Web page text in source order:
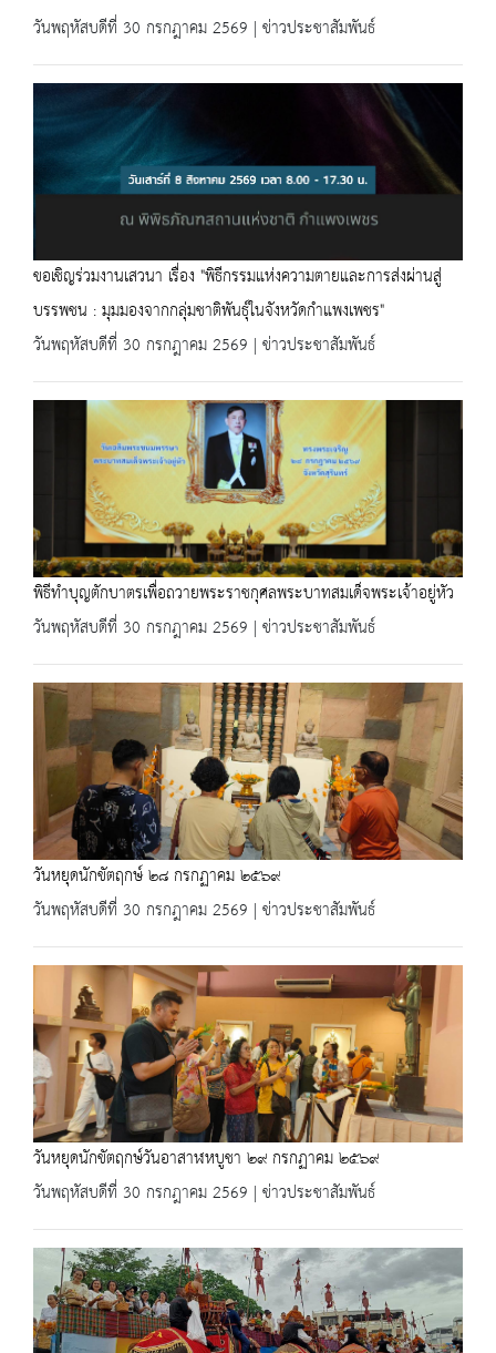
วันพฤหัสบดีที่ 30 กรกฎาคม 2569 | ข่าวประชาสัมพันธ์
ขอเชิญร่วมงานเสวนา เรื่อง "พิธีกรรมแห่งความตายและการส่งผ่านสู่
บรรพชน : มุมมองจากกลุ่มชาติพันธุ์ในจังหวัดกำแพงเพชร"
วันพฤหัสบดีที่ 30 กรกฎาคม 2569 | ข่าวประชาสัมพันธ์
พิธีทำบุญตักบาตรเพื่อถวายพระราชกุศลพระบาทสมเด็จพระเจ้าอยู่หัว
วันพฤหัสบดีที่ 30 กรกฎาคม 2569 | ข่าวประชาสัมพันธ์
วันหยุดนักขัตฤกษ์ ๒๘ กรกฏาคม ๒๕๖๙
วันพฤหัสบดีที่ 30 กรกฎาคม 2569 | ข่าวประชาสัมพันธ์
วันหยุดนักขัตฤกษ์วันอาสาฬหบูชา ๒๙ กรกฏาคม ๒๕๖๙
วันพฤหัสบดีที่ 30 กรกฎาคม 2569 | ข่าวประชาสัมพันธ์